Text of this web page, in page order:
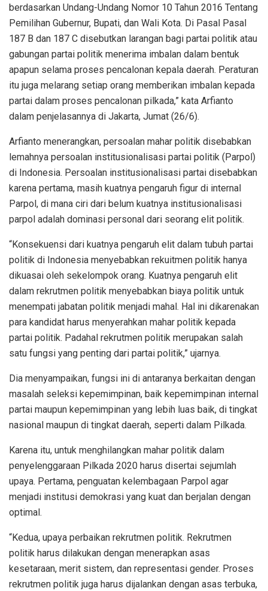
berdasarkan Undang-Undang Nomor 10 Tahun 2016 Tentang
Pemilihan Gubernur, Bupati, dan Wali Kota. Di Pasal Pasal
187 B dan 187 C disebutkan larangan bagi partai politik atau
gabungan partai politik menerima imbalan dalam bentuk
apapun selama proses pencalonan kepala daerah. Peraturan
itu juga melarang setiap orang memberikan imbalan kepada
partai dalam proses pencalonan pilkada,” kata Arfianto
dalam penjelasannya di Jakarta, Jumat (26/6).
Arfianto menerangkan, persoalan mahar politik disebabkan
lemahnya persoalan institusionalisasi partai politik (Parpol)
di Indonesia. Persoalan institusionalisasi partai disebabkan
karena pertama, masih kuatnya pengaruh figur di internal
Parpol, di mana ciri dari belum kuatnya institusionalisasi
parpol adalah dominasi personal dari seorang elit politik.
“Konsekuensi dari kuatnya pengaruh elit dalam tubuh partai
politik di Indonesia menyebabkan rekuitmen politik hanya
dikuasai oleh sekelompok orang. Kuatnya pengaruh elit
dalam rekrutmen politik menyebabkan biaya politik untuk
menempati jabatan politik menjadi mahal. Hal ini dikarenakan
para kandidat harus menyerahkan mahar politik kepada
partai politik. Padahal rekrutmen politik merupakan salah
satu fungsi yang penting dari partai politik,” ujarnya.
Dia menyampaikan, fungsi ini di antaranya berkaitan dengan
masalah seleksi kepemimpinan, baik kepemimpinan internal
partai maupun kepemimpinan yang lebih luas baik, di tingkat
nasional maupun di tingkat daerah, seperti dalam Pilkada.
Karena itu, untuk menghilangkan mahar politik dalam
penyelenggaraan Pilkada 2020 harus disertai sejumlah
upaya. Pertama, penguatan kelembagaan Parpol agar
menjadi institusi demokrasi yang kuat dan berjalan dengan
optimal.
“Kedua, upaya perbaikan rekrutmen politik. Rekrutmen
politik harus dilakukan dengan menerapkan asas
kesetaraan, merit sistem, dan representasi gender. Proses
rekrutmen politik juga harus dijalankan dengan asas terbuka,